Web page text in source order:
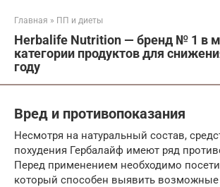
Главная » ПП и диеты
Herbalife Nutrition — бренд № 1 в
категории продуктов для
году
Вред и противопоказания
Несмотря на натуральный состав,
похудения Гербалайф имеют ряд
Перед применением необходимо
который способен выявить возможные